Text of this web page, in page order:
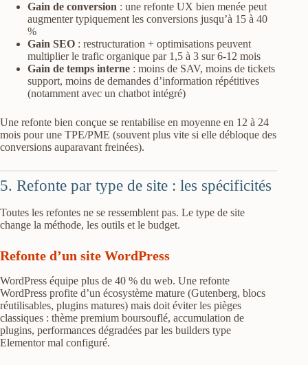
Gain de conversion : une refonte UX bien menée peut
augmenter typiquement les conversions jusqu’à 15 à 40
%
Gain SEO : restructuration + optimisations peuvent
multiplier le trafic organique par 1,5 à 3 sur 6-12 mois
Gain de temps interne : moins de SAV, moins de tickets
support, moins de demandes d’information répétitives
(notamment avec un chatbot intégré)
Une refonte bien conçue se rentabilise en moyenne en 12 à 24
mois pour une TPE/PME (souvent plus vite si elle débloque des
conversions auparavant freinées).
5. Refonte par type de site : les spécificités
Toutes les refontes ne se ressemblent pas. Le type de site
change la méthode, les outils et le budget.
Refonte d’un site WordPress
WordPress équipe plus de 40 % du web. Une refonte
WordPress profite d’un écosystème mature (Gutenberg, blocs
réutilisables, plugins matures) mais doit éviter les pièges
classiques : thème premium boursouflé, accumulation de
plugins, performances dégradées par les builders type
Elementor mal configuré.